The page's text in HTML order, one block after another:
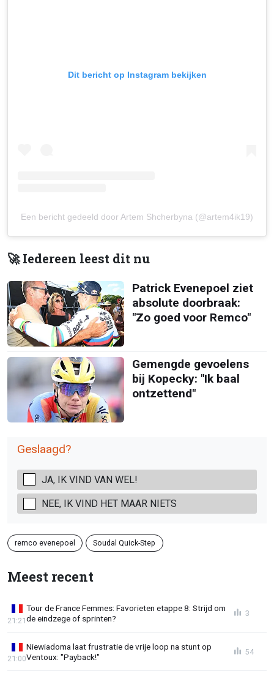
Dit bericht op Instagram bekijken
Een bericht gedeeld door Artem Shcherbyna (@artem4ik19)
🚀 Iedereen leest dit nu
Patrick Evenepoel ziet
absolute doorbraak:
"Zo goed voor Remco"
Gemengde gevoelens
bij Kopecky: "Ik baal
ontzettend"
Geslaagd?
JA, IK VIND VAN WEL!
NEE, IK VIND HET MAAR NIETS
remco evenepoel Soudal Quick-Step
Meest recent
Tour de France Femmes: Favorieten etappe 8: Strijd om
de eindzege of sprinten?
21:21
3
Niewiadoma laat frustratie de vrije loop na stunt op
Ventoux: "Payback!"
21:00
54